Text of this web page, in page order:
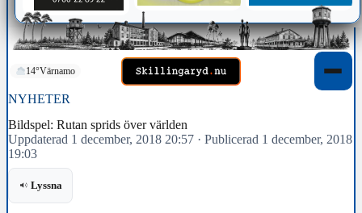
14°Värnamo
NYHETER
Bildspel: Rutan sprids över världen
Uppdaterad 1 december, 2018 20:57 · Publicerad 1 december, 2018
19:03
Lyssna